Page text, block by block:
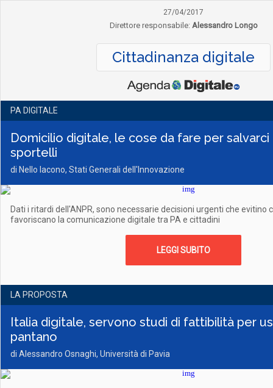
27/04/2017
Direttore responsabile: Alessandro Longo
Cittadinanza digitale
PA DIGITALE
Domicilio digitale, le cose da fare per salvarci
sportelli
di Nello Iacono, Stati Generali dell'Innovazione
Dati i ritardi dell'ANPR, sono necessarie decisioni urgenti che evitino
favoriscano la comunicazione digitale tra PA e cittadini
LEGGI SUBITO
LA PROPOSTA
Italia digitale, servono studi di fattibilità per
pantano
di Alessandro Osnaghi, Università di Pavia